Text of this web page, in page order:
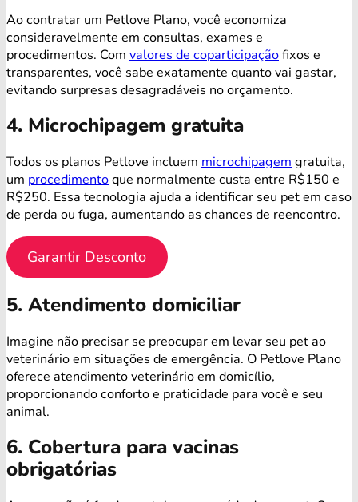
Ao contratar um Petlove Plano, você economiza
consideravelmente em consultas, exames e
procedimentos. Com valores de coparticipaçãofixos e
transparentes, você sabe exatamente quanto vai gastar,
evitando surpresas desagradáveis no orçamento.
4. Microchipagem gratuita
Todos os planos Petlove incluem microchipagem gratuita,
um procedimentoque normalmente custa entre R$150 e
R$250. Essa tecnologia ajuda a identificar seu pet em caso
de perda ou fuga, aumentando as chances de reencontro.
Garantir Desconto
5. Atendimento domiciliar
Imagine não precisar se preocupar em levar seu pet ao
veterinário em situações de emergência. O Petlove Plano
oferece atendimento veterinário em domicílio,
proporcionando conforto e praticidade para você e seu
animal.
6. Cobertura para vacinas
obrigatórias